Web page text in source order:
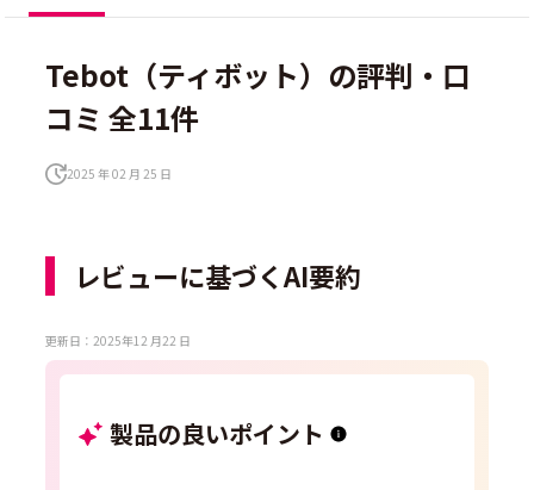
Tebot（ティボット）の評判・口
コミ 全11件
2025 年 02 月 25 日
レビューに基づくAI要約
更新日：2025年12 月22 日
製品の良いポイント